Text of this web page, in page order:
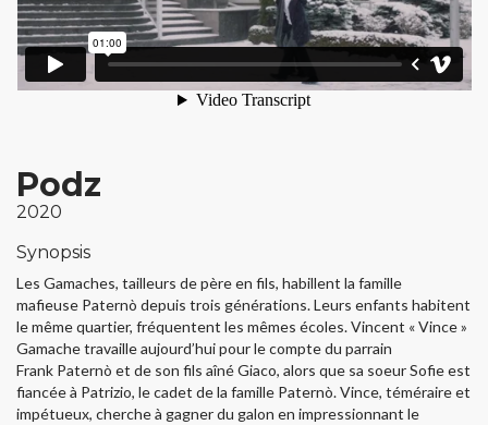
Podz
2020
Synopsis
Les Gamaches, tailleurs de père en fils, habillent la famille
mafieuse Paternò depuis trois générations. Leurs enfants habitent
le même quartier, fréquentent les mêmes écoles. Vincent « Vince »
Gamache travaille aujourd’hui pour le compte du parrain
Frank Paternò et de son fils aîné Giaco, alors que sa soeur Sofie est
fiancée à Patrizio, le cadet de la famille Paternò. Vince, téméraire et
impétueux, cherche à gagner du galon en impressionnant le